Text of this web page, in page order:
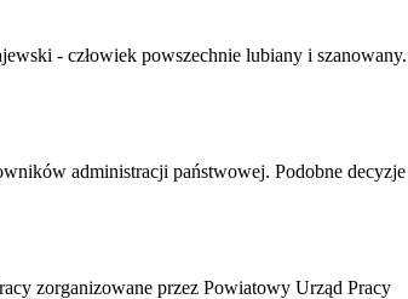
- człowiek powszechnie lubiany i szanowany.
administracji państwowej. Podobne decyzje
zorganizowane przez Powiatowy Urząd Pracy